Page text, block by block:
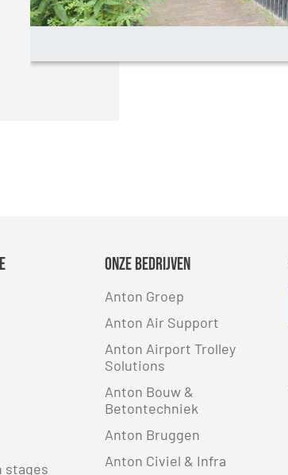
stages
Onze bedrijven
Anton Groep
Anton Air Support
Anton Airport Trolley
Solutions
Anton Bouw &
Betontechniek
Anton Bruggen
Anton Civiel & Infra